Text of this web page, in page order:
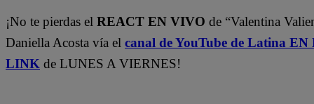
¡No te pierdas el REACT EN VIVO de “Valentina
Daniella Acosta vía el canal de YouTube de Latina EN
LINK de LUNES A VIERNES!